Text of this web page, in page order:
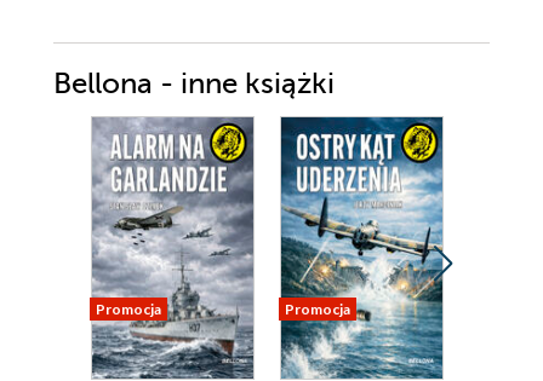
Bellona - inne książki
Promocja Promocja